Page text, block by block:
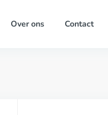
Over ons Contact